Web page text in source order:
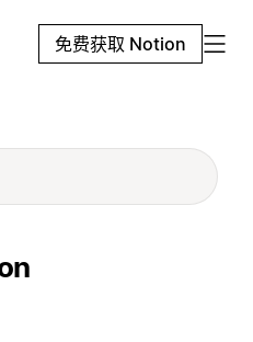
免费获取 Notion